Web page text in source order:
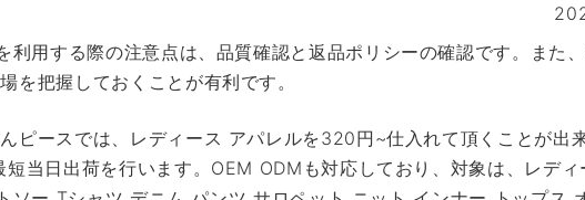
利用する際の注意点は、品質確認と返品ポリシーの確認です。また
を把握しておくことが有利です。
ピースでは、レディース アパレルを320円~仕入れて頂くことが出
短当日出荷を行います。OEM ODMも対応しており、対象は、レデ